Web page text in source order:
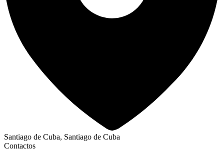
Santiago de Cuba, Santiago de Cuba
Contactos